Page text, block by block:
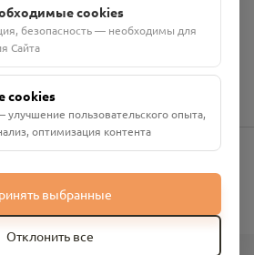
Западная, д. 26А, пом. 18
в АО "АЛЬФА-БАНК"
cookies
безопасность — необходимы для
Сайта
cookies
пользовательского опыта,
оптимизация контента
выбранные
Отклонить все